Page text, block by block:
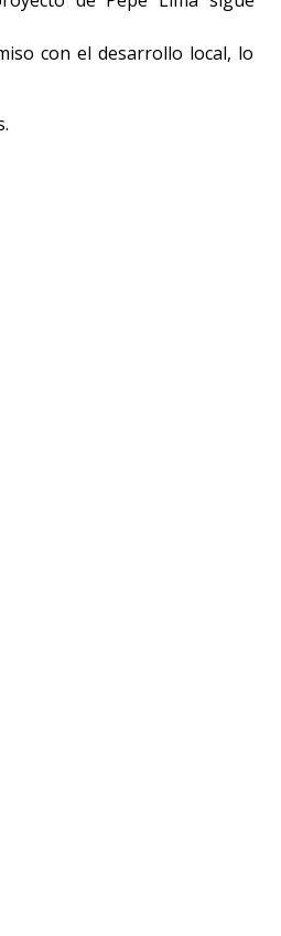
con el desarrollo local, lo